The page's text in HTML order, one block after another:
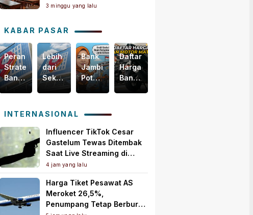
Masih Butuh Dekat Orang
3 minggu yang lalu
KABAR PASAR
Peran
Strategis
Bank
Jambi
Mengakselerasi
Daerah
Lebih
dari
Sekadar
Bisnis,
Intip
Bank
Jambi
Menebar
Kebaikan
untuk
Masyarakat!
Bank
Jambi
Potensial
Garap
Mesin
Baru
Pertumbuhan
Ekonomi
Daerah
Daftar
Harga
Ban
Motor
Rp150
Ribuan!
INTERNASIONAL
Influencer TikTok Cesar
Gastelum Tewas Ditembak
Saat Live Streaming di
Meksiko, Polisi Selidiki
Motif Pembunuhan
4 jam yang lalu
Harga Tiket Pesawat AS
Meroket 26,5%,
Penumpang Tetap Berburu